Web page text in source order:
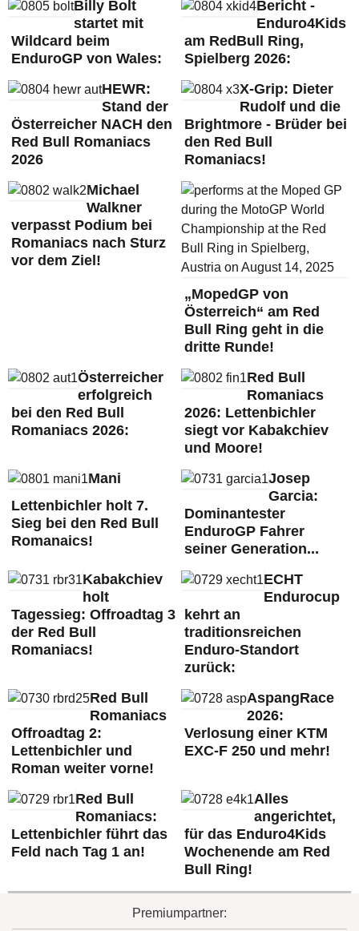
Billy Bolt
startet mit
Wildcard beim
EnduroGP von Wales:
Bericht -
Enduro4Kids
am RedBull Ring,
Spielberg 2026:
HEWR:
Stand der
Österreicher NACH den
Red Bull Romaniacs
2026
X-Grip: Dieter
Rudolf und die
Brightmore - Brüder bei
den Red Bull
Romaniacs!
Michael
Walkner
verpasst Podium bei
Romaniacs nach Sturz
vor dem Ziel!
„MopedGP von
Österreich“ am Red
Bull Ring geht in die
dritte Runde!
Österreicher
erfolgreich
bei den Red Bull
Romaniacs 2026:
Red Bull
Romaniacs
2026: Lettenbichler
siegt vor Kabakchiev
und Moore!
Mani
Lettenbichler holt 7.
Sieg bei den Red Bull
Romanaics!
Josep
Garcia:
Dominantester
EnduroGP Fahrer
seiner Generation...
Kabakchiev
holt
Tagessieg: Offroadtag 3
der Red Bull
Romaniacs!
ECHT
Endurocup
kehrt an
traditionsreichen
Enduro-Standort
zurück:
Red Bull
Romaniacs
Offroadtag 2:
Lettenbichler und
Roman weiter vorne!
AspangRace
2026:
Verlosung einer KTM
EXC-F 250 und mehr!
Red Bull
Romaniacs:
Lettenbichler führt das
Feld nach Tag 1 an!
Alles
angerichtet,
für das Enduro4Kids
Wochenende am Red
Bull Ring!
Premiumpartner: